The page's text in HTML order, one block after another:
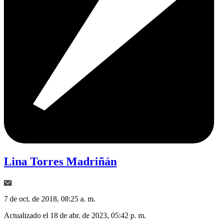
Lina Torres Madriñán
7 de oct. de 2018, 08:25 a. m.
Actualizado el 18 de abr. de 2023, 05:42 p. m.